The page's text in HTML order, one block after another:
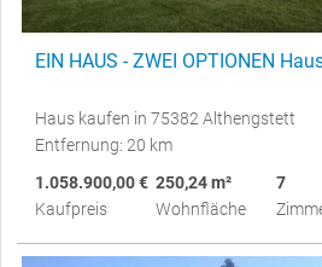
EIN HAUS - ZWEI OPTIONEN
Haus kaufen in 75382 Althengstett
Entfernung: 20 km
1.058.900,00 €
Kaufpreis
250,24 m²
Wohnfläche
7